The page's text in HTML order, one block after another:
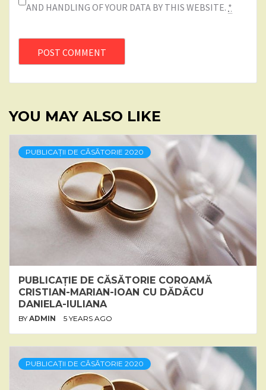
AND HANDLING OF YOUR DATA BY THIS WEBSITE. *
YOU MAY ALSO LIKE
PUBLICAȚII DE CĂSĂTORIE 2020
PUBLICAȚIE DE CĂSĂTORIE COROAMĂ
CRISTIAN-MARIAN-IOAN CU DĂDĂCU
DANIELA-IULIANA
BY ADMIN 5 YEARS AGO
PUBLICAȚII DE CĂSĂTORIE 2020